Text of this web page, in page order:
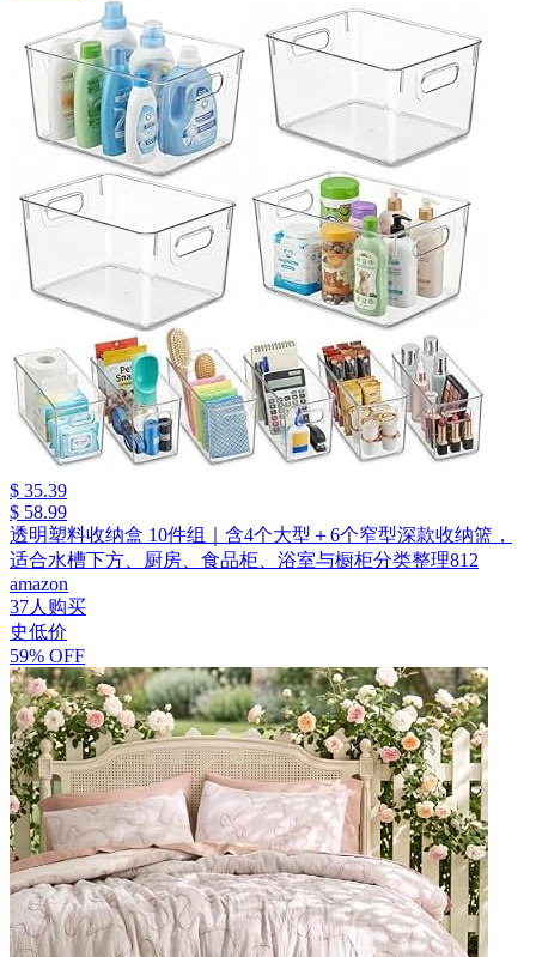
$ 35.39
$ 58.99
透明塑料收纳盒 10件组｜含4个大型＋6个窄型深款收纳篮，
适合水槽下方、厨房、食品柜、浴室与橱柜分类整理812
amazon
37人购买
史低价
59% OFF